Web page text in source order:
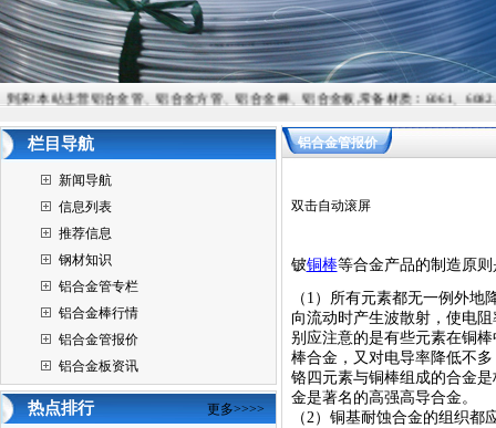
!本站主营铝合金管、铝合金方管、铝合金棒、铝合金板,常备材质：6061、6082、
栏目导航
新闻导航
信息列表
推荐信息
钢材知识
铝合金管专栏
铝合金棒行情
铝合金管报价
铝合金板资讯
热点排行 更多>>>>
铝合金管报价
双击自动滚屏
铍铜棒等合金产品的制造原则
（1）所有元素都无一例外
向流动时产生波散射，使电
别应注意的是有些元素在铜
棒合金，又对电导率降低不
铬四元素与铜棒组成的合金
金是著名的高强高导合金。
（2）铜基耐蚀合金的组织